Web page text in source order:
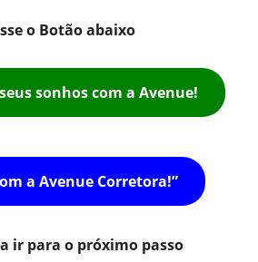
o Botão abaixo
sonhos com a Avenue!
a Avenue Corretora!”
ir para o próximo passo